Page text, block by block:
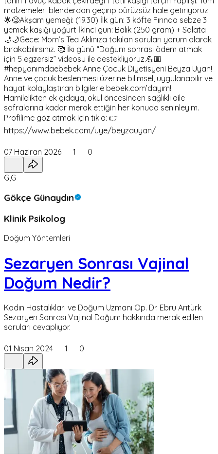
malzemeleri blenderdan geçirip pürüzsüz hale getiriyoruz.
🌟😋Akşam yemeği: (19.30) İlk gün: 3 köfte Fırında sebze 3
yemek kaşığı yoğurt İkinci gün: Balık (250 gram) + Salata
🌙🌙Gece: Mom’s Tea Aklınıza takılan soruları yorum olarak
bırakabilirsiniz. 🥰 İki günü “Doğum sonrası ödem atmak
için 5 egzersiz” videosu ile destekliyoruz.💪🏼
#hepyanımdaebebek Anne Çocuk Diyetisyeni Beyza Uyan!
Anne ve çocuk beslenmesi üzerine bilimsel, uygulanabilir ve
hayat kolaylaştıran bilgilerle bebek.com’dayım!
Hamilelikten ek gıdaya, okul öncesinden sağlıklı aile
sofralarına kadar merak ettiğin her konuda seninleyim.
Profilime göz atmak için tıkla: 👉
https://www.bebek.com/uye/beyzauyan/
07 Haziran 2026 1 0
G,G
Gökçe Günaydın
Klinik Psikolog
Doğum Yöntemleri
Sezaryen Sonrası Vajinal
Doğum Nedir?
Kadın Hastalıkları ve Doğum Uzmanı Op. Dr. Ebru Arıtürk
Sezaryen Sonrası Vajinal Doğum hakkında merak edilen
soruları cevaplıyor.
01 Nisan 2024 1 0